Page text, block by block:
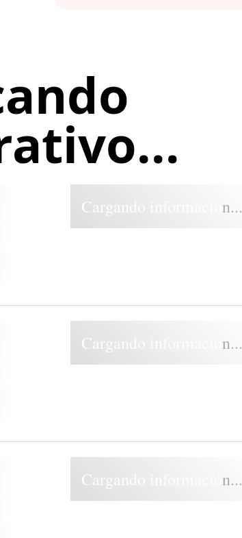
Cargando información...
Cargando información...
Cargando información...